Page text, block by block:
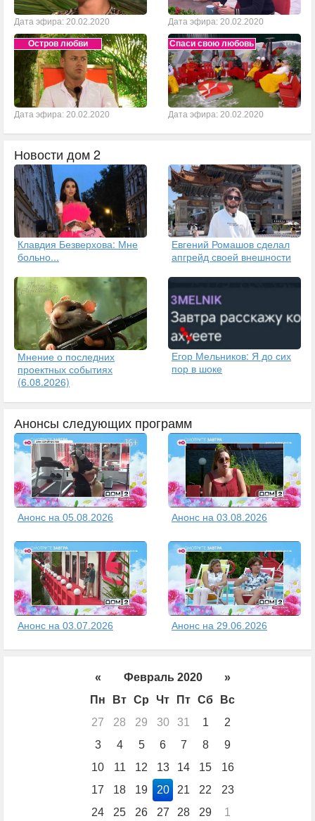
Дата эфира: 20.02.2020 Дата эфира: 20.02.2020
Остров любви
Дата эфира: 20.02.2020
Спаси свою любовь
Дата эфира: 20.02.2020
Новости дом 2
Клавдия Безверхова: Мне
больно...
Евгений Ромашов сделал
апгрейд своей внешности
Мнение о последних
проектных событиях
(6.08.2026)
Егор Мельников: Я до сих
пор в шоке
Анонсы следующих программ
Анонс на 05.08.2026 Анонс на 03.08.2026
Анонс на 03.07.2026 Анонс на 29.06.2026
« Февраль 2020
»
Пн
Вт Ср Чт Пт Сб
Вс
27
28 29 30 31 1
2
3
4 5 6 7 8
9
10
11 12 13 14 15
16
17
18 19 20 21 22
23
24
25 26 27 28 29 1